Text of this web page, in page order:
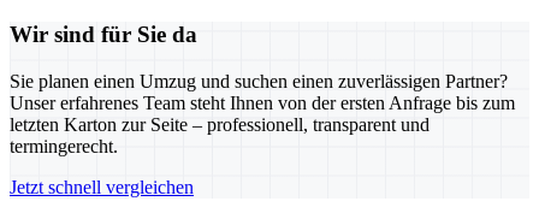
Wir sind für Sie da
Sie planen einen Umzug und suchen einen zuverlässigen Partner?
Unser erfahrenes Team steht Ihnen von der ersten Anfrage bis zum
letzten Karton zur Seite – professionell, transparent und
termingerecht.
Jetzt schnell vergleichen